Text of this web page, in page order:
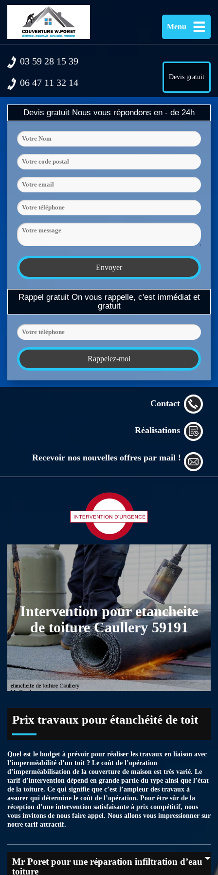
Menu
03 59 28 15 39
06 47 11 32 14
Devis gratuit
Devis gratuit Nous vous répondons en - de 24h
Rappel gratuit On vous rappelle, c'est immédiat et
gratuit
Contact
Réalisations
Recevoir nos nouvelles offres par mail !
Intervention pour etancheite
de toiture Caullery 59191
Prix travaux pour étanchéité de toit
Quel est le budget à prévoir pour réaliser les travaux en liaison avec
l’imperméabilité d’un toit ? Le coût de l’opération
d’imperméabilisation de la couverture de maison est très varié. Le
tarif d’intervention dépend en grande partie du type ainsi que l’état
de la toiture. Ce qui signifie que c’est l’ampleur des travaux à
assurer qui détermine le coût de l’opération. Pour être sûr de la
réception d’une intervention satisfaisante à prix compétitif, nous
vous invitons de nous faire appel. Nous allons vous impressionner sur
notre tarif attractif.
Mr Poret pour une réparation infiltration d’eau
toiture